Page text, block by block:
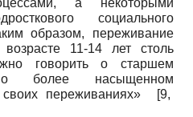
социального
образом, переживание
11-14 лет столь
говорить о старшем
более насыщенном
своих переживаниях» [9,